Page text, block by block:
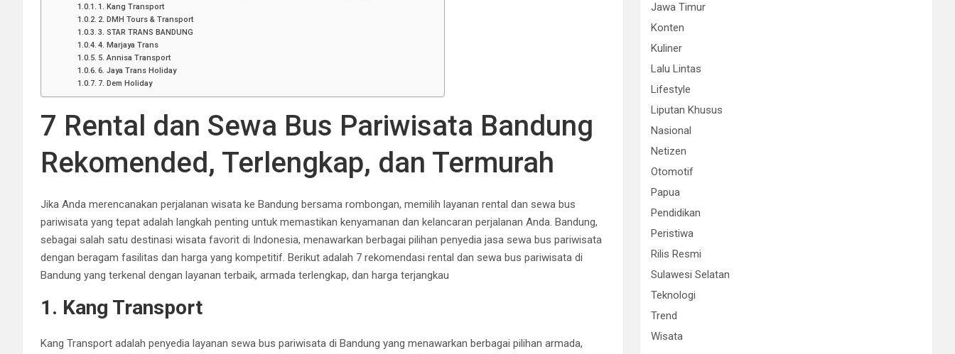
1. Kang Transport
2. DMH Tours & Transport
3. STAR TRANS BANDUNG
4. Marjaya Trans
5. Annisa Transport
6. Jaya Trans Holiday
7. Dem Holiday
7 Rental dan Sewa Bus Pariwisata Bandung
Rekomended, Terlengkap, dan Termurah
Jika Anda merencanakan perjalanan wisata ke Bandung bersama rombongan, memilih layanan rental dan sewa bus
pariwisata yang tepat adalah langkah penting untuk memastikan kenyamanan dan kelancaran perjalanan Anda. Bandung,
sebagai salah satu destinasi wisata favorit di Indonesia, menawarkan berbagai pilihan penyedia jasa sewa bus pariwisata
dengan beragam fasilitas dan harga yang kompetitif. Berikut adalah 7 rekomendasi rental dan sewa bus pariwisata di
Bandung yang terkenal dengan layanan terbaik, armada terlengkap, dan harga terjangkau
1. Kang Transport
Kang Transport adalah penyedia layanan sewa bus pariwisata di Bandung yang menawarkan berbagai pilihan armada,
Jawa Timur
Konten
Kuliner
Lalu Lintas
Lifestyle
Liputan Khusus
Nasional
Netizen
Otomotif
Papua
Pendidikan
Peristiwa
Rilis Resmi
Sulawesi Selatan
Teknologi
Trend
Wisata